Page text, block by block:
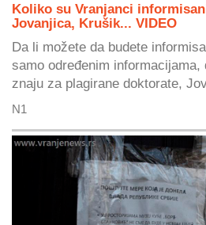
Koliko su Vranjanci
Jovanjica, Krušik... VIDEO
Da li možete da budete
samo određenim informacijama,
znaju za plagirane doktorate,
N1